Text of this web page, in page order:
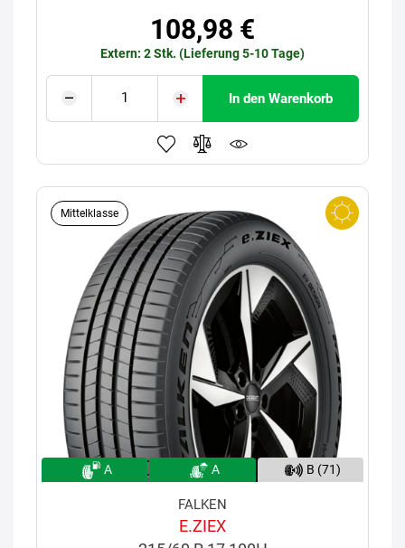
108,98 €
Extern: 2 Stk. (Lieferung 5-10 Tage)
In den Warenkorb
Mittelklasse
A A B (71)
FALKEN
E.ZIEX